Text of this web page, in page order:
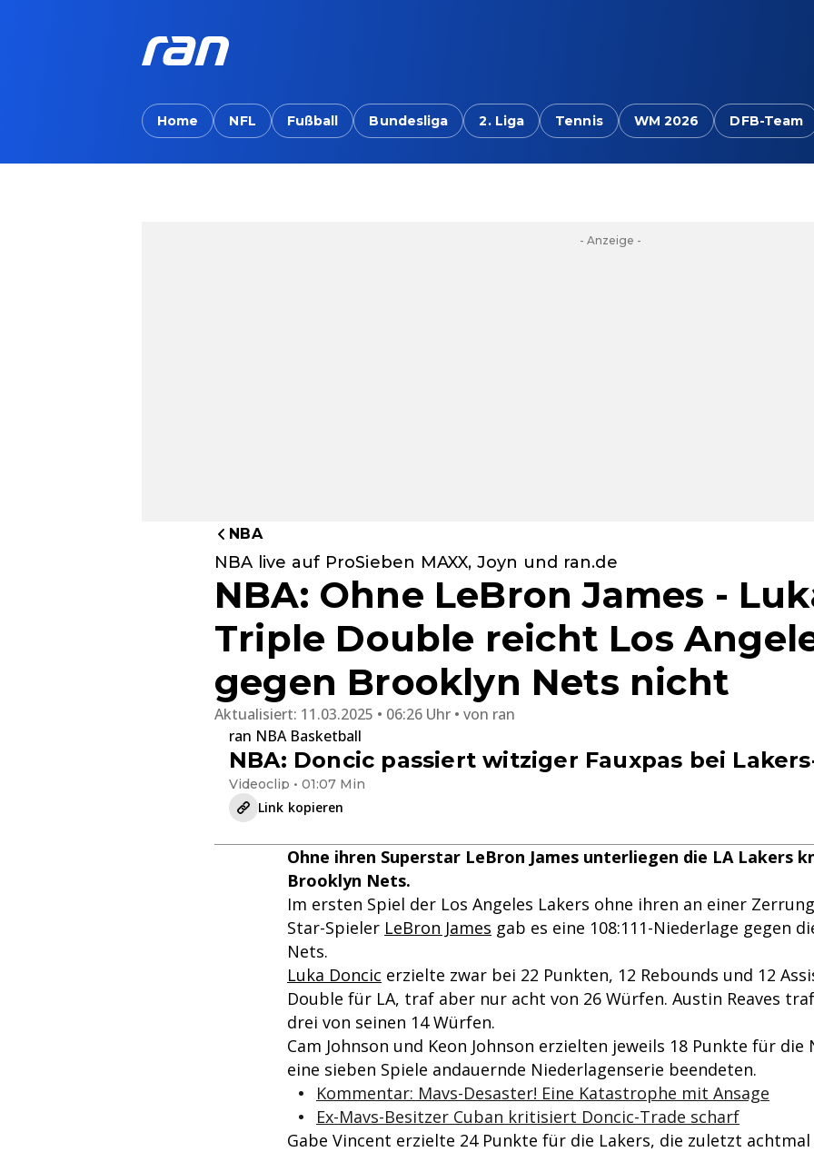
Home NFL Fußball Bundesliga 2. Liga Tennis WM 2026 DFB-Team
- Anzeige -
NBA
NBA live auf ProSieben MAXX, Joyn und ran.de
NBA: Ohne LeBron James -
Triple Double reicht Los
gegen Brooklyn Nets nicht
Aktualisiert: 11.03.2025 • 06:26 Uhr von ran
ran NBA Basketball
NBA: Doncic passiert witziger Fauxpas bei
Videoclip • 01:07 Min
Link kopieren
Ohne ihren Superstar LeBron James unterliegen die LA Lakers
Brooklyn Nets.
Im ersten Spiel der Los Angeles Lakers ohne ihren an einer
Star-Spieler LeBron James gab es eine 108:111-Niederlage gegen
Nets.
Luka Doncic erzielte zwar bei 22 Punkten, 12 Rebounds und 12
Double für LA, traf aber nur acht von 26 Würfen. Austin Reaves
drei von seinen 14 Würfen.
Cam Johnson und Keon Johnson erzielten jeweils 18 Punkte für
eine sieben Spiele andauernde Niederlagenserie beendeten.
Kommentar: Mavs-Desaster! Eine Katastrophe mit Ansage
Ex-Mavs-Besitzer Cuban kritisiert Doncic-Trade scharf
Gabe Vincent erzielte 24 Punkte für die Lakers, die zuletzt